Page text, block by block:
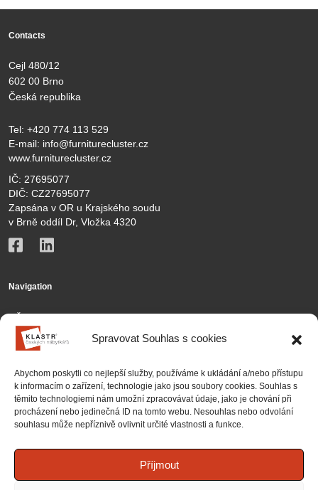
Spravovat Souhlas s cookies
Abychom poskytli co nejlepší služby, používáme k ukládání a/nebo přístupu
k informacím o zařízení, technologie jako jsou soubory cookies. Souhlas s
těmito technologiemi nám umožní zpracovávat údaje, jako je chování při
procházení nebo jedinečná ID na tomto webu. Nesouhlas nebo odvolání
souhlasu může nepříznivě ovlivnit určité vlastnosti a funkce.
Příjmout
Contacts
Cejl 480/12
602 00 Brno
Česká republika
Tel: +420 774 113 529
E-mail: info@furniturecluster.cz
www.furniturecluster.cz
IČ: 27695077
DIČ: CZ27695077
Zapsána v OR u Krajského soudu
v Brně oddíl Dr, Vložka 4320
Navigation
Members
Contact
Partnership